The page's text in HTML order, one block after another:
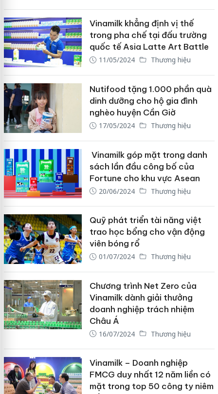
Vinamilk khẳng định vị thế
trong pha chế tại đấu trường
quốc tế Asia Latte Art Battle
11/05/2024 Thương hiệu
Nutifood tặng 1.000 phần quà
dinh dưỡng cho hộ gia đình
nghèo huyện Cần Giờ
17/05/2024 Thương hiệu
Vinamilk góp mặt trong danh
sách lần đầu công bố của
Fortune cho khu vực Asean
20/06/2024 Thương hiệu
Quỹ phát triển tài năng việt
trao học bổng cho vận động
viên bóng rổ
01/07/2024 Thương hiệu
Chương trình Net Zero của
Vinamilk dành giải thưởng
doanh nghiệp trách nhiệm
Châu Á
16/07/2024 Thương hiệu
Vinamilk – Doanh nghiệp
FMCG duy nhất 12 năm liền có
mặt trong top 50 công ty niêm